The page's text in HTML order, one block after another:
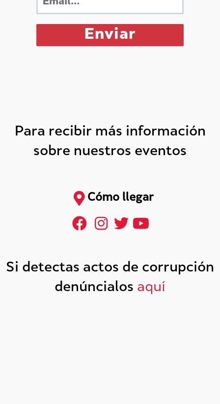
Para recibir más información
sobre nuestros eventos
Cómo llegar
Si detectas actos de corrupción
denúncialos aquí